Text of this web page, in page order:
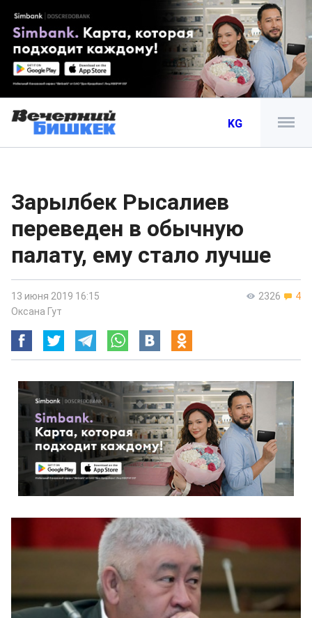
KG
Зарылбек Рысалиев
переведен в обычную
палату, ему стало лучше
2326 4
13 июня 2019 16:15
Оксана Гут